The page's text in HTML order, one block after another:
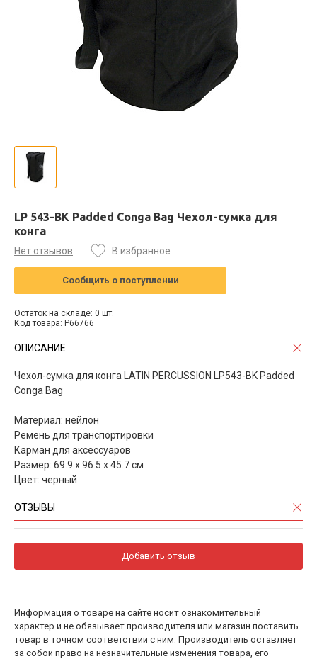
LP 543-BK Padded Conga Bag Чехол-сумка для
конга
Нет отзывов В избранное
Сообщить о поступлении
Остаток на складе: 0 шт.
Код товара: P66766
ОПИСАНИЕ
Чехол-сумка для конга LATIN PERCUSSION LP543-BK Padded
Conga Bag
Материал: нейлон
Ремень для транспортировки
Карман для аксессуаров
Размер: 69.9 х 96.5 х 45.7 см
Цвет: черный
ОТЗЫВЫ
Добавить отзыв
Информация о товаре на сайте носит ознакомительный
характер и не обязывает производителя или магазин поставить
товар в точном соответствии с ним. Производитель оставляет
за собой право на незначительные изменения товара, его